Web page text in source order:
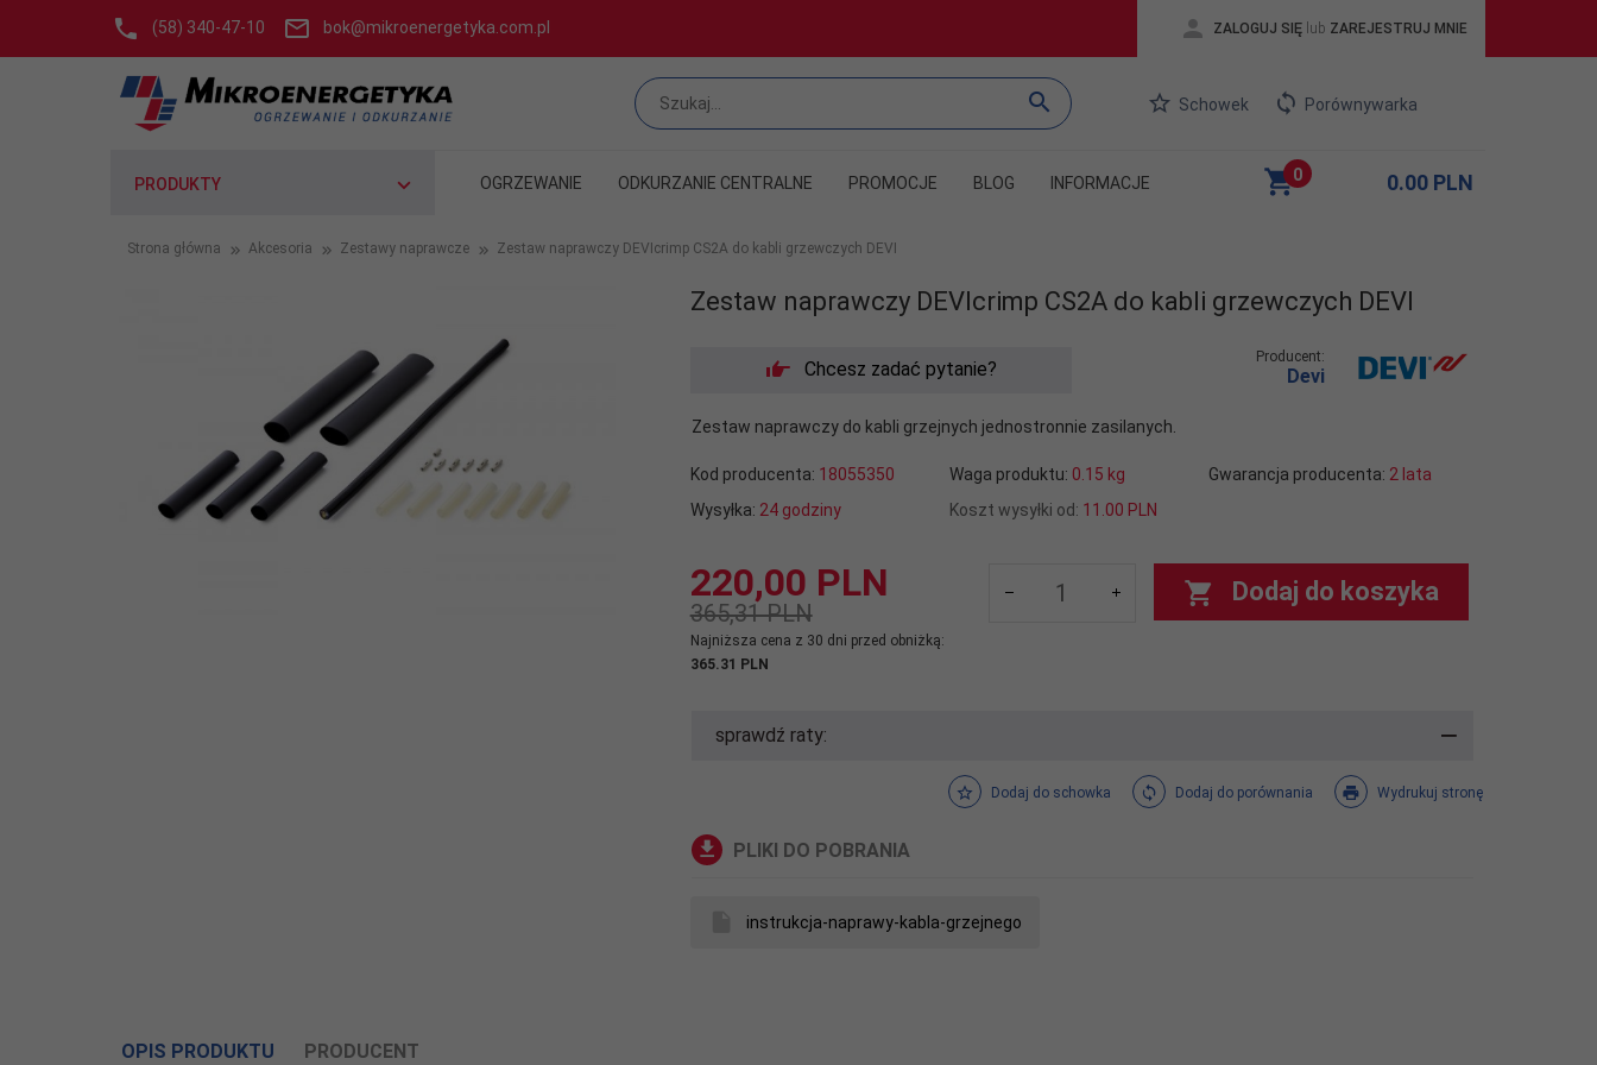
(58) 340-47-10 bok@mikroenergetyka.com.pl ZALOGUJ SIĘ lub ZAREJESTRUJ MNIE
Schowek Porównywarka
PRODUKTY OGRZEWANIE ODKURZANIE CENTRALNE PROMOCJE BLOG INFORMACJE 0 0.00PLN
Strona główna Akcesoria Zestawy naprawcze Zestaw naprawczy DEVIcrimp CS2A do kabli grzewczych DEVI
Zestaw naprawczy DEVIcrimp CS2A do kabli grzewczych DEVI
Chcesz zadać pytanie?
Producent:
Devi
Zestaw naprawczy do kabli grzejnych jednostronnie zasilanych.
Kod producenta: 18055350 Waga produktu: 0.15 kg Gwarancja producenta: 2 lata
Wysyłka: 24 godziny Koszt wysyłki od: 11.00 PLN
220,00 PLN
365,31 PLN
Najniższa cena z 30 dni przed obniżką:
365.31 PLN
Dodaj do koszyka
sprawdź raty:
Dodaj do schowka Dodaj do porównania Wydrukuj stronę
PLIKI DO POBRANIA
instrukcja-naprawy-kabla-grzejnego
OPIS PRODUKTU PRODUCENT